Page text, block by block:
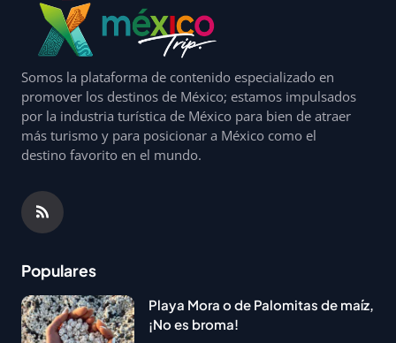
Somos la plataforma de contenido especializado en
promover los destinos de México; estamos impulsados
por la industria turística de México para bien de atraer
más turismo y para posicionar a México como el
destino favorito en el mundo.
Populares
Playa Mora o de Palomitas de maíz,
¡No es broma!